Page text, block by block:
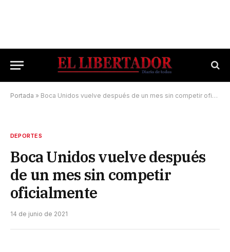
Portada » Boca Unidos vuelve después de un mes sin competir oficialmente
DEPORTES
Boca Unidos vuelve después
de un mes sin competir
oficialmente
14 de junio de 2021